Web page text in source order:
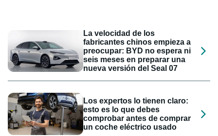
La velocidad de los
fabricantes chinos empieza a
preocupar: BYD no espera ni
seis meses en preparar una
nueva versión del Seal 07
Los expertos lo tienen claro:
esto es lo que debes
comprobar antes de comprar
un coche eléctrico usado